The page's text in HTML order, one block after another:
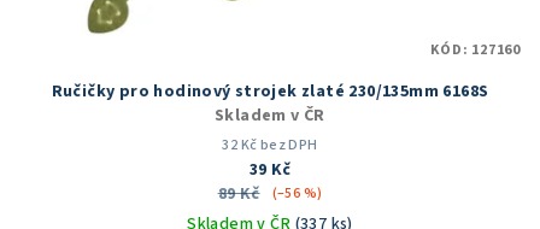
Ručičky pro hodinový strojek zlaté 230/135mm 6168S
Skladem v ČR
32 Kč bez DPH
39 Kč
89 Kč
(–56 %)
KÓD: 127160